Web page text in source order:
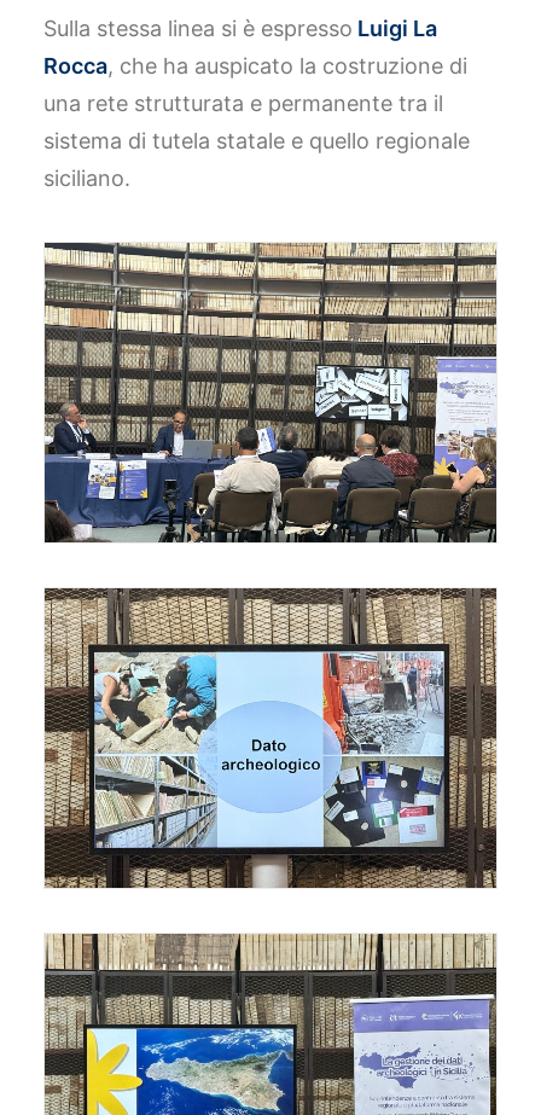
Sulla stessa linea si è espresso Luigi La
Rocca, che ha auspicato la costruzione di
una rete strutturata e permanente tra il
sistema di tutela statale e quello regionale
siciliano.